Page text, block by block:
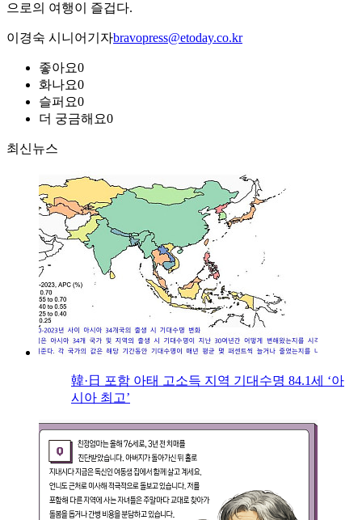
으로의 여행이 즐겁다.
이경숙 시니어기자bravopress@etoday.co.kr
좋아요0
화나요0
슬퍼요0
더 궁금해요0
최신뉴스
韓·日 포함 아태 고소득 지역 기대수명 84.1세 ‘아
시아 최고’